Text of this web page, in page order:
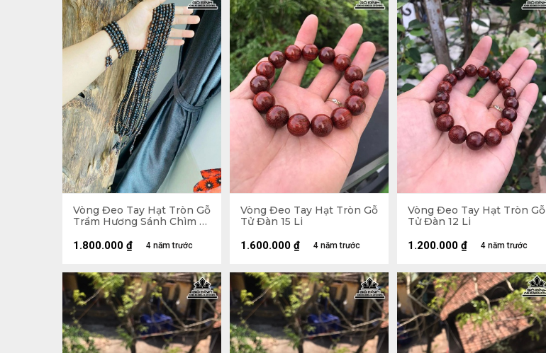
Vòng Đeo Tay Hạt Tròn Gỗ
Trầm Hương Sánh Chìm 4
4 năm trước
1.800.000 ₫
Vòng Đeo Tay Hạt Tròn Gỗ
Tử Đàn 15 Li
4 năm trước
1.600.000 ₫
Vòng Đeo Tay Hạt Tròn Gỗ
Tử Đàn 12 Li
4 năm trước
1.200.000 ₫